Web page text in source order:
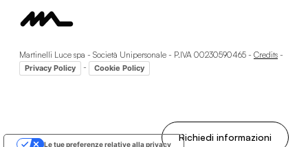
Richiedi informazioni
Martinelli Luce spa - Società Unipersonale - P.IVA 00230590465 - Credits -
Privacy Policy - Cookie Policy
Le tue preferenze relative alla privacy